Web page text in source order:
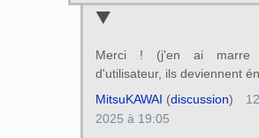
Merci ! (j'en ai marre
d'utilisateur, ils deviennent
MitsuKAWAI (discussion)
2025 à 19:05